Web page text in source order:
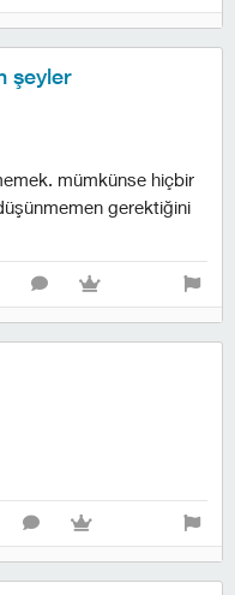
şeyler
mümkünse hiçbir
gerektiğini